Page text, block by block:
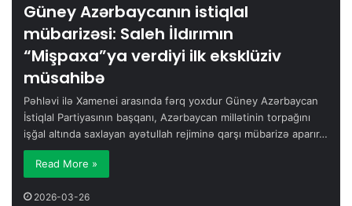
Güney Azərbaycanın istiqlal
mübarizəsi: Saleh İldırımın
“Mişpaxa”ya verdiyi ilk eksklüziv
müsahibə
Pəhləvi ilə Xamenei arasında fərq yoxdur Güney Azərbaycan
İstiqlal Partiyasının başqanı, Azərbaycan millətinin torpağını
işğal altında saxlayan ayətullah rejiminə qarşı mübarizə aparır…
Read More »
2026-03-26